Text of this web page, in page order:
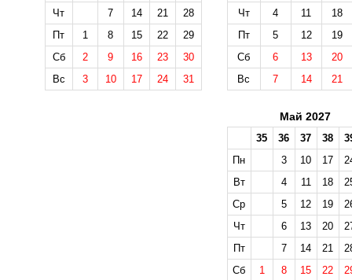
Чт
7 14 21
28
Пт
1 8 15 22
29
Сб
2 9 16 23
30
Вс
3 10 17 24 31
Чт
4 11
18
Пт
5 12
19
Сб
6 13
20
Вс
7 14 21
Май 2027
35 36 37 38
Пн
3 10 17
Вт
4 11 18
Ср
5 12 19
Чт
6 13 20
Пт
7 14 21
Сб
1 8 15 22